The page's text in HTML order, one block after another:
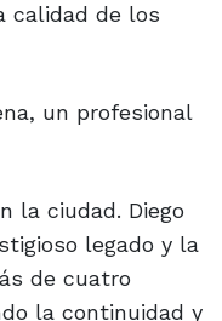
calidad de los
un profesional
la ciudad. Diego
legado y la
de cuatro
la continuidad y